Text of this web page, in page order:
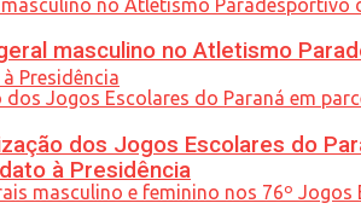
à Presidência
masculino no Atletismo
dos Jogos Escolares do